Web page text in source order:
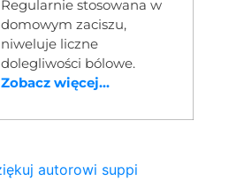
Regularnie stosowana w
domowym zaciszu,
niweluje liczne
dolegliwości bólowe.
Zobacz więcej...